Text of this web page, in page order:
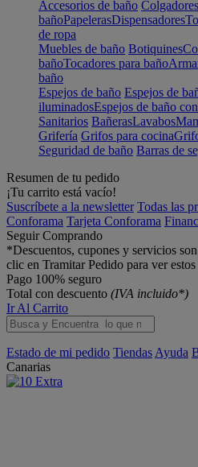
Accesorios de baño Colgadores
bañoPapelerasDispensadores
de ropa
Muebles de baño Botiquines
bañoTocadores para baño
baño
Espejos de baño Espejos de
iluminadosEspejos de baño
Sanitarios BañerasLavabos
Grifería Grifos para cocina
Seguridad de baño Barras de
Resumen de tu pedido
¡Tu carrito está vacío!
Suscríbete a la newsletter Todas las
Conforama Tarjeta Conforama
Seguir Comprando
*Descuentos, cupones y servicios
clic en Tramitar Pedido para ver
Pago 100% seguro
Total con descuento (IVA incluido*)
Ir Al Carrito
Estado de mi pedido Tiendas Ayuda
Canarias